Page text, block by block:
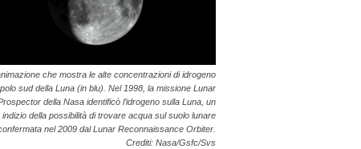
che mostra le alte concentrazioni di idrogeno
sud della Luna (in blu). Nel 1998, la missione Lunar
della Nasa identificò l’idrogeno sulla Luna, un
indizio della possibilità di trovare acqua sul suolo lunare
nel 2009 dal Lunar Reconnaissance Orbiter.
Crediti: Nasa/Gsfc/Svs